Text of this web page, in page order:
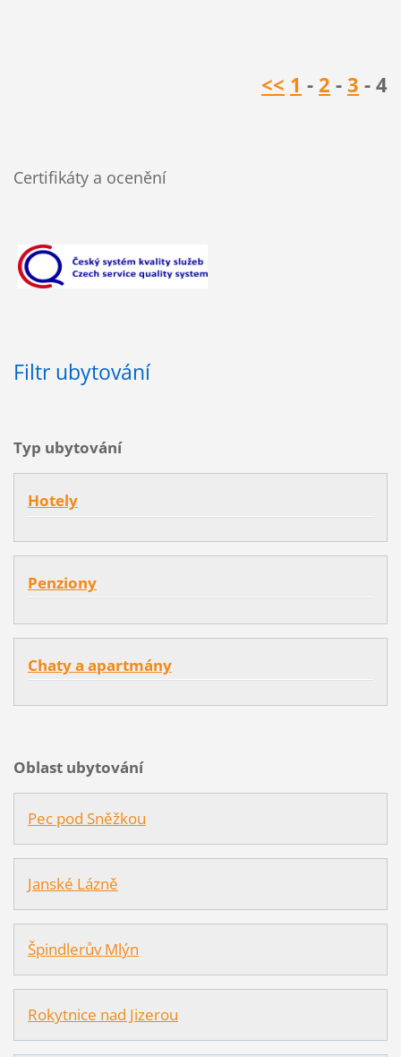
<< 1 -2 -3 - 4
Certifikáty a ocenění
Filtr ubytování
Typ ubytování
Hotely
Penziony
Chaty a apartmány
Oblast ubytování
Pec pod Sněžkou
Janské Lázně
Špindlerův Mlýn
Rokytnice nad Jizerou